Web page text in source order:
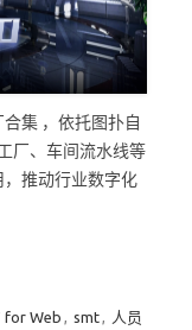
集 ，依托图扑自
厂、车间流水线等
推动行业数字化
for Web , smt, 人员